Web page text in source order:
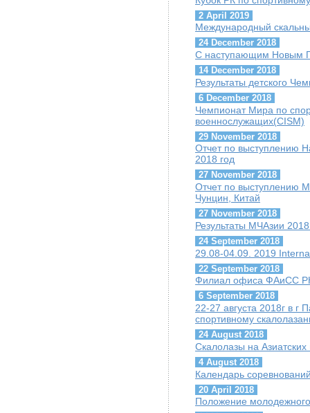
2 April 2019
Международный
24 December 2018
С наступающим Новым
14 December 2018
Результаты детского
6 December 2018
Чемпионат Мира по
военнослужащих(CISM)
29 November 2018
Отчет по выступлению
2018 год
27 November 2018
Отчет по выступлению
Чунцин, Китай
27 November 2018
Результаты МЧАзии
24 September 2018
29.08-04.09. 2019
22 September 2018
Филиал офиса ФАиСС
6 September 2018
22-27 августа 2018г в
спортивному
24 August 2018
Скалолазы на Азиатских
4 August 2018
Календарь
20 April 2018
Положение